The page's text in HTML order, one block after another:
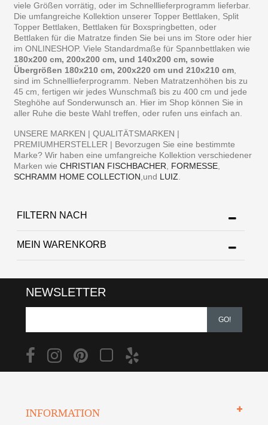
viele Größen vorrätig, oder im Schnelllieferprogramm lieferbar.
Die umfangreiche Kollektion unserer Topper Bettlaken, Split
Topper Bettlaken, Bettlaken für Boxspringbetten, oder
Bettlaken für die Matratze finden Sie bei uns im Store oder hier
im ONLINESHOP. Viele Standardmaße für Spannbettlaken wie
180x200 cm, 200x200 cm, und 140x200 cm, sowie
Übergrößen 180x210 cm, 200x220 cm und 210x210 cm,
sind im Schnelllieferprogramm. Neben Matratzenhöhen bis zu
45 cm, fertigen wir jedes Wunschmaß bis zu 400 cm und jede
Steghöhe auf Sonderwunsch an. Hier im Shop können Sie in
aller Ruhe die beste Wahl treffen, oder rufen uns einfach an.
UNSERE MARKEN | QUALITÄTSMARKEN |
PREMIUMHERSTELLER | Bevorzugen Sie eine bestimmte
Marke? Wir haben eine umfangreiche Kollektion verschiedener
Marken wieCHRISTIAN FISCHBACHER, FORMESSE,
SCHRAMM HOME COLLECTION,und LUIZ.
FILTERN NACH
MEIN WARENKORB
NEWSLETTER
GO!
INFORMATION